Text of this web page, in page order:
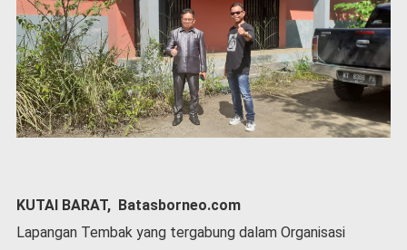
m
i
n
a
l
P
e
i
n
KUTAI BARAT, Batasborneo.com
Lapangan Tembak yang tergabung dalam Organisasi